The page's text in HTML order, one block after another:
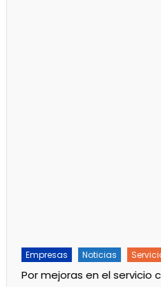
Empresas Noticias
Por mejoras en el servicio